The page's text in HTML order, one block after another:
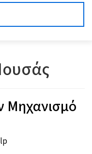
Μηχανισμό